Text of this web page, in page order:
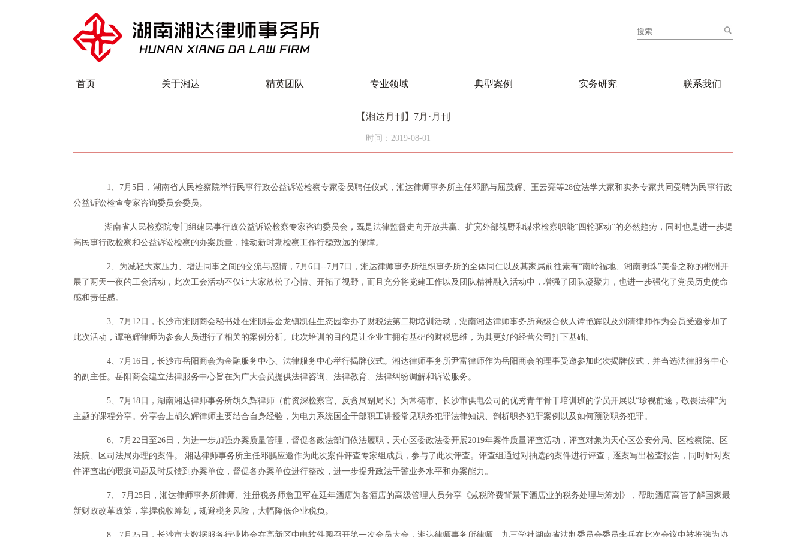
首页 关于湘达 精英团队 专业领域 典型案例 实务研究 联系我们
【湘达月刊】7月·月刊
时间：2019-08-01
1、7月5日，湖南省人民检察院举行民事行政公益诉讼检察专家委员聘任仪式，湘达律师事务所主任邓鹏与屈茂辉、王云亮等28位法学大家和实务专家共同受聘为民事行政
公益诉讼检查专家咨询委员会委员。
湖南省人民检察院专门组建民事行政公益诉讼检察专家咨询委员会，既是法律监督走向开放共赢、扩宽外部视野和谋求检察职能“四轮驱动”的必然趋势，同时也是进一步提
高民事行政检察和公益诉讼检察的办案质量，推动新时期检察工作行稳致远的保障。
2、为减轻大家压力、增进同事之间的交流与感情，7月6日--7月7日，湘达律师事务所组织事务所的全体同仁以及其家属前往素有“南岭福地、湘南明珠”美誉之称的郴州开
展了两天一夜的工会活动，此次工会活动不仅让大家放松了心情、开拓了视野，而且充分将党建工作以及团队精神融入活动中，增强了团队凝聚力，也进一步强化了党员历史使命
感和责任感。
3、7月12日，长沙市湘阴商会秘书处在湘阴县金龙镇凯佳生态园举办了财税法第二期培训活动，湖南湘达律师事务所高级合伙人谭艳辉以及刘清律师作为会员受邀参加了
此次活动，谭艳辉律师为参会人员进行了相关的案例分析。此次培训的目的是让企业主拥有基础的财税思维，为其更好的经营公司打下基础。
4、7月16日，长沙市岳阳商会为金融服务中心、法律服务中心举行揭牌仪式。湘达律师事务所尹富律师作为岳阳商会的理事受邀参加此次揭牌仪式，并当选法律服务中心
的副主任。岳阳商会建立法律服务中心旨在为广大会员提供法律咨询、法律教育、法律纠纷调解和诉讼服务。
5、7月18日，湖南湘达律师事务所胡久辉律师（前资深检察官、反贪局副局长）为常德市、长沙市供电公司的优秀青年骨干培训班的学员开展以“珍视前途，敬畏法律”为
主题的课程分享。分享会上胡久辉律师主要结合自身经验，为电力系统国企干部职工讲授常见职务犯罪法律知识、剖析职务犯罪案例以及如何预防职务犯罪。
6、7月22日至26日，为进一步加强办案质量管理，督促各政法部门依法履职，天心区委政法委开展2019年案件质量评查活动，评查对象为天心区公安分局、区检察院、区
法院、区司法局办理的案件。 湘达律师事务所主任邓鹏应邀作为此次案件评查专家组成员，参与了此次评查。评查组通过对抽选的案件进行评查，逐案写出检查报告，同时针对案
件评查出的瑕疵问题及时反馈到办案单位，督促各办案单位进行整改，进一步提升政法干警业务水平和办案能力。
7、 7月25日，湘达律师事务所律师、注册税务师詹卫军在延年酒店为各酒店的高级管理人员分享《减税降费背景下酒店业的税务处理与筹划》，帮助酒店高管了解国家最
新财政改革政策，掌握税收筹划，规避税务风险，大幅降低企业税负。
8、7月25日，长沙市大数据服务行业协会在高新区中电软件园召开第一次会员大会，湘达律师事务所律师、九三学社湖南省法制委员会委员李兵在此次会议中被推选为协